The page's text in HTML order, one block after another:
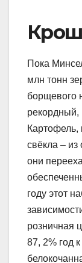
Пока
млн тонн
борщевого
рекордный,
Картофель,
свёкла –
они
году этот
розничная
87, 2% год к